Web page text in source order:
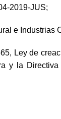
2019-JUS;
e Industrias
Ley de
y la